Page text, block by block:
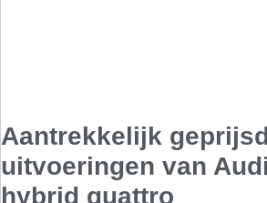
Aantrekkelijk
uitvoeringen van
hybrid quattro